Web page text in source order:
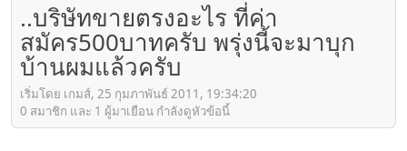
..บริษัทขายตรงอะไร ที่ค่า
สมัคร500บาทครับ พรุ่งนี้จะมาบุก
บ้านผมแล้วครับ
เริ่มโดย เกมส์, 25 กุมภาพันธ์ 2011, 19:34:20
0 สมาชิก และ 1 ผู้มาเยือน กำลังดูหัวข้อนี้